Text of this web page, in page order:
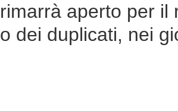
rimarrà aperto per il
o dei duplicati, nei